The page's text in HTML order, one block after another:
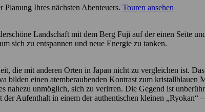
Ihres nächsten Abenteuers. Touren ansehen
Landschaft mit dem Berg Fuji auf der einen Seite
sich zu entspannen und neue Energie zu tanken.
die mit anderen Orten in Japan nicht zu vergleichen ist.
einen atemberaubenden Kontrast zum kristallblauen
nahezu unmöglich, sich zu verirren. Die Gegend ist
Aufenthalt in einem der authentischen kleinen „Ryokan“